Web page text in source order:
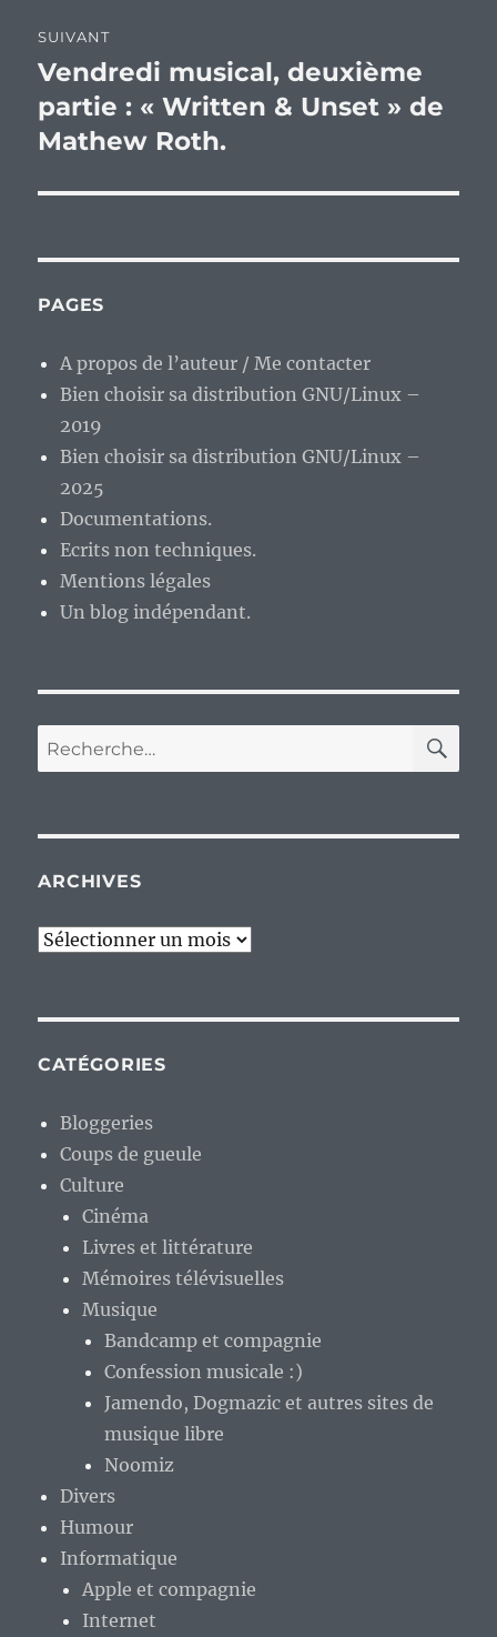
SUIVANT
Publication
suivante :
Vendredi musical, deuxième
partie : « Written & Unset » de
Mathew Roth.
PAGES
A propos de l’auteur / Me contacter
Bien choisir sa distribution GNU/Linux –
2019
Bien choisir sa distribution GNU/Linux –
2025
Documentations.
Ecrits non techniques.
Mentions légales
Un blog indépendant.
Recherche
pour :
ARCHIVES
Archives
CATÉGORIES
Bloggeries
Coups de gueule
Culture
Cinéma
Livres et littérature
Mémoires télévisuelles
Musique
Bandcamp et compagnie
Confession musicale :)
Jamendo, Dogmazic et autres sites de
musique libre
Noomiz
Divers
Humour
Informatique
Apple et compagnie
Internet